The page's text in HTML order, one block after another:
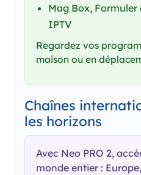
Mag Box,
IPTV
Regardez vos
maison ou en
Chaînes
les horizons
Avec Neo PRO 2,
monde entier :